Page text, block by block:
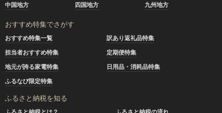
中国地方
四国地方 九州地方
おすすめ特集でさがす
おすすめ特集一覧
訳あり返礼品特集
担当者おすすめ特集
定期便特集
地元が誇る家電特集
日用品・消耗品特集
ふるなび限定特集
ふるさと納税を知る